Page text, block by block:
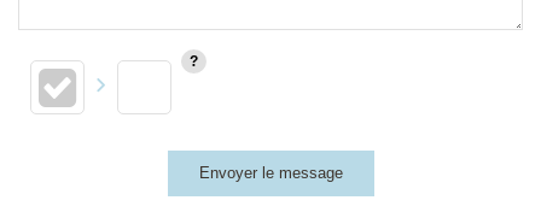
Envoyer le message